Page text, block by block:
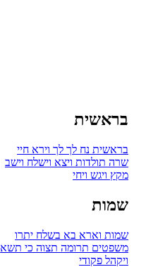
בראשית
בראשית נח לך לך וירא חיי
שרה תולדות ויצא וישלח וישב
מקץ ויגש ויחי
שמות
שמות וארא בא בשלח יתרו
משפטים תרומה תצוה כי תשא
ויקהל פקודי